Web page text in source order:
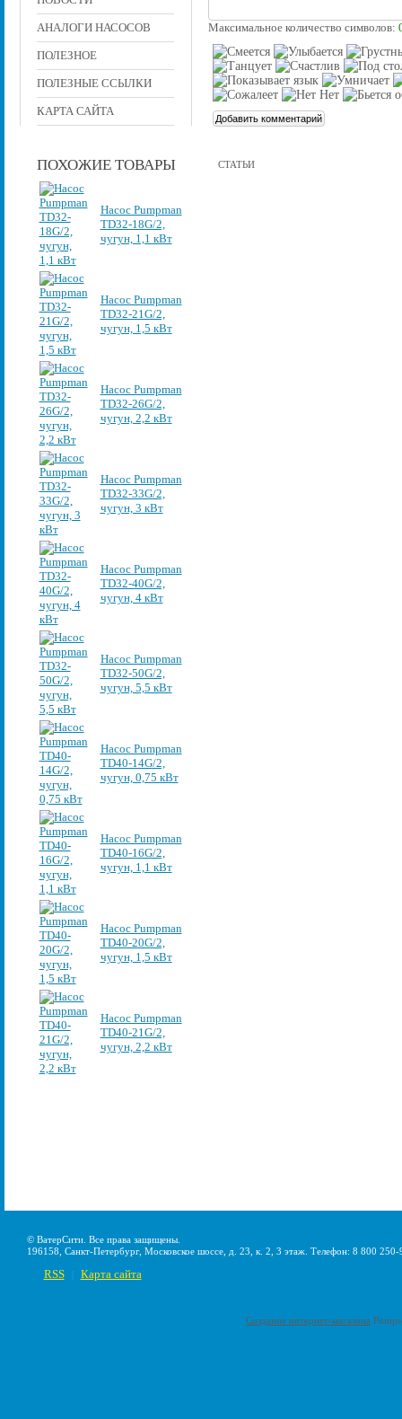
АНАЛОГИ НАСОСОВ
ПОЛЕЗНОЕ
ПОЛЕЗНЫЕ ССЫЛКИ
КАРТА САЙТА
ПОХОЖИЕ ТОВАРЫ
Насос Pumpman
TD32-18G/2,
чугун, 1,1 кВт
Насос Pumpman
TD32-21G/2,
чугун, 1,5 кВт
Насос Pumpman
TD32-26G/2,
чугун, 2,2 кВт
Насос Pumpman
TD32-33G/2,
чугун, 3 кВт
Насос Pumpman
TD32-40G/2,
чугун, 4 кВт
Насос Pumpman
TD32-50G/2,
чугун, 5,5 кВт
Насос Pumpman
TD40-14G/2,
чугун, 0,75 кВт
Насос Pumpman
TD40-16G/2,
чугун, 1,1 кВт
Насос Pumpman
TD40-20G/2,
чугун, 1,5 кВт
Насос Pumpman
TD40-21G/2,
чугун, 2,2 кВт
Максимальное количество символов:
СТАТЬИ
© ВатерСити. Все права защищены.
196158, Санкт-Петербург, Московское шоссе, д. 23, к. 2, 3 этаж. Телефон: 8 800
RSS Карта сайта
Создание интернет-магазина